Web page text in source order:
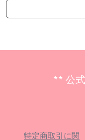
** 公
特定商取引に関